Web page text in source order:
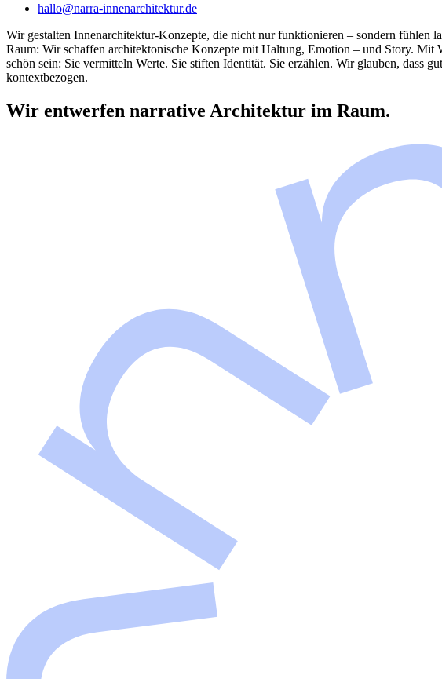
hallo@narra-innenarchitektur.de
Wir gestalten Innenarchitektur-Konzepte, die nicht nur funktionieren – sondern fühlen
Raum: Wir schaffen architektonische Konzepte mit Haltung, Emotion – und Story.
schön sein: Sie vermitteln Werte. Sie stiften Identität. Sie erzählen. Wir glauben, dass
kontextbezogen.
Wir entwerfen narrative Architektur im Raum.